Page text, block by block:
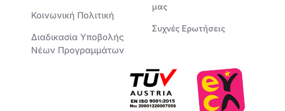
Κοινωνική Πολιτική
Διαδικασία Υποβολής
Νέων Προγραμμάτων
μας
Συχνές Ερωτήσεις